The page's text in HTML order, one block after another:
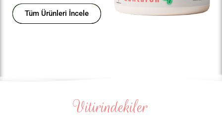
Tüm Ürünleri İncele
Vitirindekiler